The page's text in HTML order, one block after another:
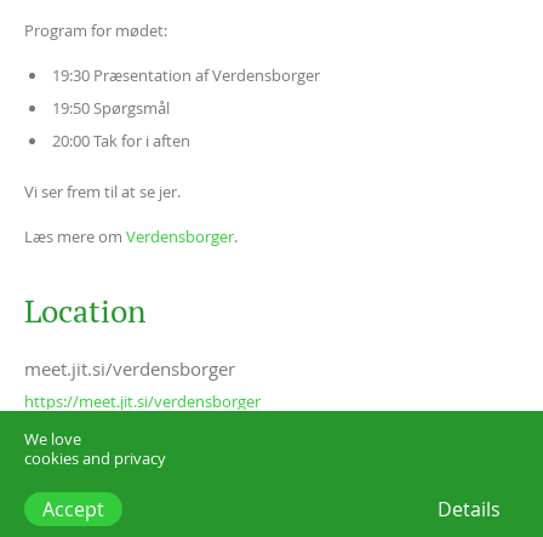
We love
cookies and privacy
Accept Details
Program for mødet:
19:30 Præsentation af Verdensborger
19:50 Spørgsmål
20:00 Tak for i aften
Vi ser frem til at se jer.
Læs mere om Verdensborger.
Location
meet.jit.si/verdensborger
https://meet.jit.si/verdensborger